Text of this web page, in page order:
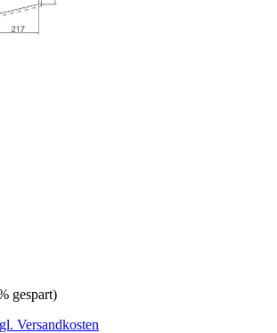
gespart)
Versandkosten